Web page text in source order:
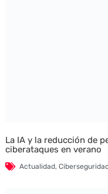
La IA y la reducción de
ciberataques en verano
Actualidad, Ciberseguridad